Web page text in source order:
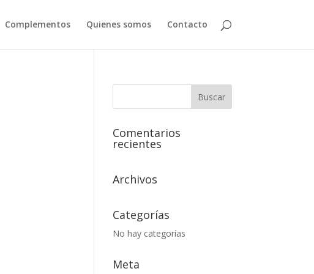
Complementos Quienes somos Contacto
Comentarios
recientes
Archivos
Categorías
No hay categorías
Meta